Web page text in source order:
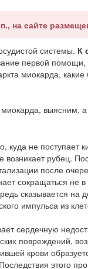
на сайте
системы. К
первой помощи,
миокарда, какие
выясним,
куда не поступает
возникает рубец.
после
сокращаться не
сказывается на
импульса из
сердечную
повреждений,
крови
этого